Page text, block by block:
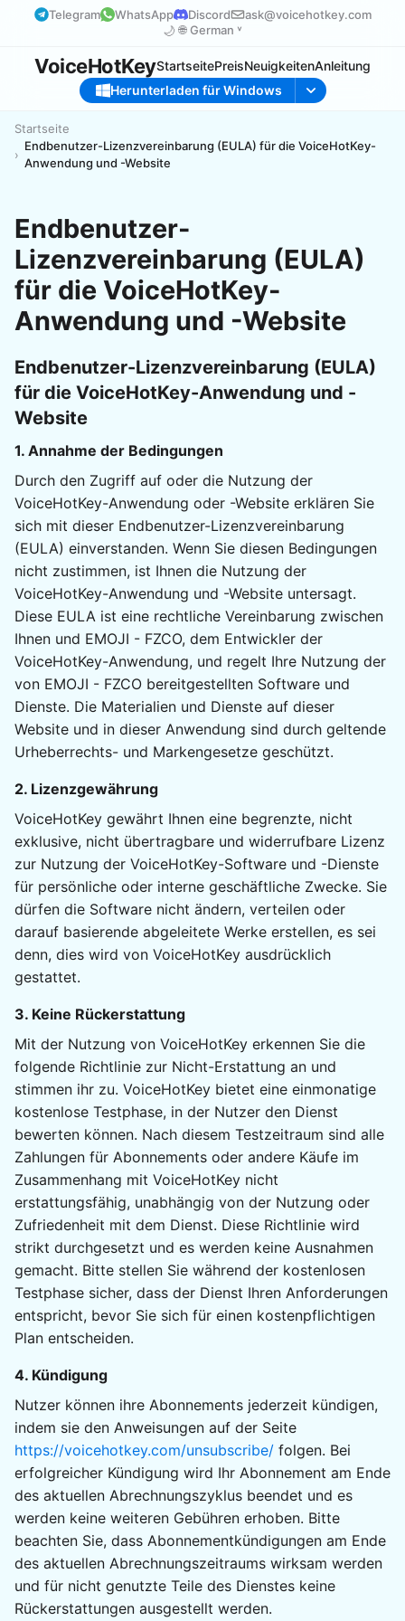
Telegram WhatsApp Discord ask@voicehotkey.com
🌙 🌐 German ˅
VoiceHotKeyStartseitePreisNeuigkeitenAnleitung
Herunterladen für Windows
Startseite
Endbenutzer-Lizenzvereinbarung (EULA) für die VoiceHotKey-
Anwendung und -Website
Endbenutzer-
Lizenzvereinbarung (EULA)
für die VoiceHotKey-
Anwendung und -Website
Endbenutzer-Lizenzvereinbarung (EULA)
für die VoiceHotKey-Anwendung und -
Website
1. Annahme der Bedingungen
Durch den Zugriff auf oder die Nutzung der
VoiceHotKey-Anwendung oder -Website erklären Sie
sich mit dieser Endbenutzer-Lizenzvereinbarung
(EULA) einverstanden. Wenn Sie diesen Bedingungen
nicht zustimmen, ist Ihnen die Nutzung der
VoiceHotKey-Anwendung und -Website untersagt.
Diese EULA ist eine rechtliche Vereinbarung zwischen
Ihnen und EMOJI - FZCO, dem Entwickler der
VoiceHotKey-Anwendung, und regelt Ihre Nutzung der
von EMOJI - FZCO bereitgestellten Software und
Dienste. Die Materialien und Dienste auf dieser
Website und in dieser Anwendung sind durch geltende
Urheberrechts- und Markengesetze geschützt.
2. Lizenzgewährung
VoiceHotKey gewährt Ihnen eine begrenzte, nicht
exklusive, nicht übertragbare und widerrufbare Lizenz
zur Nutzung der VoiceHotKey-Software und -Dienste
für persönliche oder interne geschäftliche Zwecke. Sie
dürfen die Software nicht ändern, verteilen oder
darauf basierende abgeleitete Werke erstellen, es sei
denn, dies wird von VoiceHotKey ausdrücklich
gestattet.
3. Keine Rückerstattung
Mit der Nutzung von VoiceHotKey erkennen Sie die
folgende Richtlinie zur Nicht-Erstattung an und
stimmen ihr zu. VoiceHotKey bietet eine einmonatige
kostenlose Testphase, in der Nutzer den Dienst
bewerten können. Nach diesem Testzeitraum sind alle
Zahlungen für Abonnements oder andere Käufe im
Zusammenhang mit VoiceHotKey nicht
erstattungsfähig, unabhängig von der Nutzung oder
Zufriedenheit mit dem Dienst. Diese Richtlinie wird
strikt durchgesetzt und es werden keine Ausnahmen
gemacht. Bitte stellen Sie während der kostenlosen
Testphase sicher, dass der Dienst Ihren Anforderungen
entspricht, bevor Sie sich für einen kostenpflichtigen
Plan entscheiden.
4. Kündigung
Nutzer können ihre Abonnements jederzeit kündigen,
indem sie den Anweisungen auf der Seite
https://voicehotkey.com/unsubscribe/ folgen. Bei
erfolgreicher Kündigung wird Ihr Abonnement am Ende
des aktuellen Abrechnungszyklus beendet und es
werden keine weiteren Gebühren erhoben. Bitte
beachten Sie, dass Abonnementkündigungen am Ende
des aktuellen Abrechnungszeitraums wirksam werden
und für nicht genutzte Teile des Dienstes keine
Rückerstattungen ausgestellt werden.